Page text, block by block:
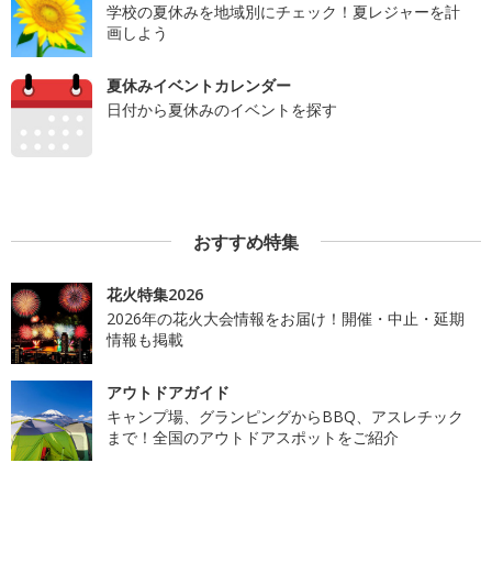
学校の夏休みを地域別にチェック！夏レジャーを計
画しよう
夏休みイベントカレンダー
日付から夏休みのイベントを探す
おすすめ特集
花火特集2026
2026年の花火大会情報をお届け！開催・中止・延期
情報も掲載
アウトドアガイド
キャンプ場、グランピングからBBQ、アスレチック
まで！全国のアウトドアスポットをご紹介